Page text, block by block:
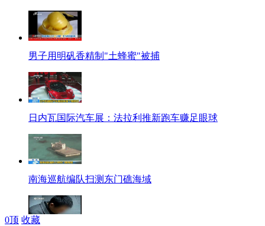
男子用明矾香精制"土蜂蜜"被捕
日内瓦国际汽车展：法拉利推新跑车赚足眼球
南海巡航编队扫测东门礁海域
0顶 收藏